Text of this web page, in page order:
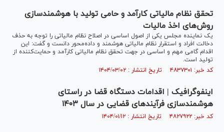
تحقق نظام مالیاتی کارآمد و حامی تولید با هوشمندسازی
روش‌های اخذ مالیات
یک نماینده مجلس یکی از اصول اساسی در اصلاح نظام مالیاتی را توجه به حذف
دخالت افراد و استقرار نظام مالیاتی هوشمند و داده‌محور دانست و گفت: این
اقدام گامی مهم و اساسی در جهت تحقق نظام مالیاتی کارآمد و حمایت‌کننده از
تولید است.
کد خبر: ۴۸۳۷۳۰۱ تاریخ انتشار : ۱۴۰۴/۰۳/۰۲
اینفوگرافیک | اقدامات دستگاه قضا در راستای
هوشمندسازی فرآیند‌های قضایی در سال ۱۴۰۳
کد خبر: ۴۸۲۷۹۲۲ تاریخ انتشار : ۱۴۰۴/۰۱/۱۲